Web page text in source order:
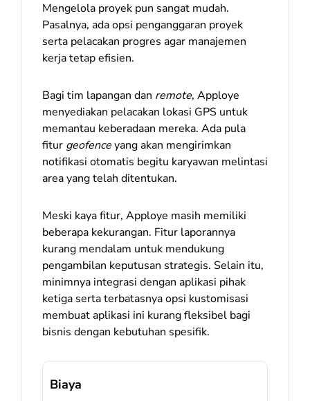
Mengelola proyek pun sangat mudah.
Pasalnya, ada opsi penganggaran proyek
serta pelacakan progres agar manajemen
kerja tetap efisien.
Bagi tim lapangan dan remote, Apploye
menyediakan pelacakan lokasi GPS untuk
memantau keberadaan mereka. Ada pula
fitur geofenceyang akan mengirimkan
notifikasi otomatis begitu karyawan melintasi
area yang telah ditentukan.
Meski kaya fitur, Apploye masih memiliki
beberapa kekurangan. Fitur laporannya
kurang mendalam untuk mendukung
pengambilan keputusan strategis. Selain itu,
minimnya integrasi dengan aplikasi pihak
ketiga serta terbatasnya opsi kustomisasi
membuat aplikasi ini kurang fleksibel bagi
bisnis dengan kebutuhan spesifik.
Biaya